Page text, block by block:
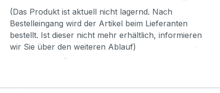
(Das Produkt ist aktuell nicht lagernd. Nach
Bestelleingang wird der Artikel beim Lieferanten
bestellt. Ist dieser nicht mehr erhältlich, informieren
wir Sie über den weiteren Ablauf)